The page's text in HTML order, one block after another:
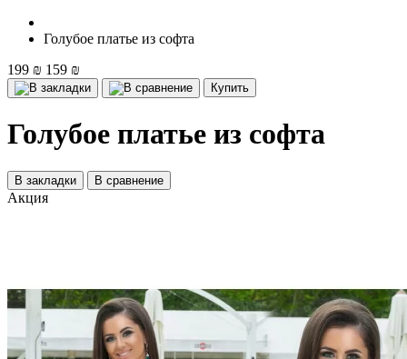
Голубое платье из софта
199 ₪ 159 ₪
Купить
Голубое платье из софта
В закладки В сравнение
Акция